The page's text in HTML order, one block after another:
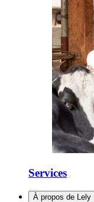
Services
À propos de Lely